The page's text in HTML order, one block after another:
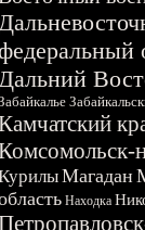
Магадан
Находка